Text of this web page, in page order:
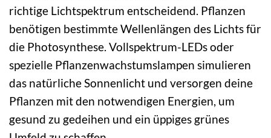
richtige Lichtspektrum entscheidend. Pflanzen
benötigen bestimmte Wellenlängen des Lichts für
die Photosynthese. Vollspektrum-LEDs oder
spezielle Pflanzenwachstumslampen simulieren
das natürliche Sonnenlicht und versorgen deine
Pflanzen mit den notwendigen Energien, um
gesund zu gedeihen und ein üppiges grünes